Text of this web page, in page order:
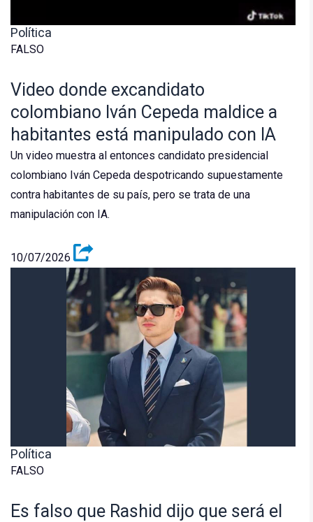
Política
FALSO
Video donde excandidato
colombiano Iván Cepeda maldice a
habitantes está manipulado con IA
Un video muestra al entonces candidato presidencial
colombiano Iván Cepeda despotricando supuestamente
contra habitantes de su país, pero se trata de una
manipulación con IA.
10/07/2026
Política
FALSO
Es falso que Rashid dijo que será el